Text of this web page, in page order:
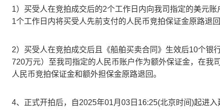
1）买受人在竞拍成交后的2个工作日内向我司指定的美元
1个工作日内将买受人先前支付的人民币竞拍保证金原路退
2）买受人在竞拍成交后且《船舶买卖合同》生效后10个银
720万元）至我司指定的人民币账户作为额外保证金，在我
人民币竞拍保证金和额外担保金原路退回。
4、正式开拍后，自2025年01月03日16:25(北京时间)起进